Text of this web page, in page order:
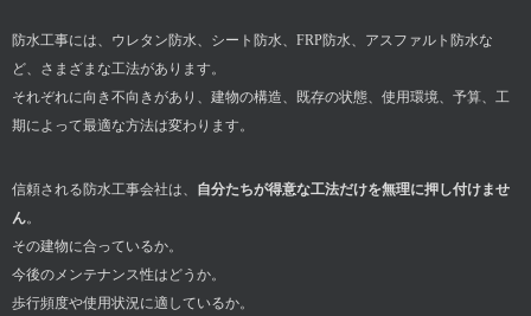
防水工事には、ウレタン防水、シート防水、FRP防水、アスファルト防水な
ど、さまざまな工法があります。
それぞれに向き不向きがあり、建物の構造、既存の状態、使用環境、予算、工
期によって最適な方法は変わります。
信頼される防水工事会社は、 自分たちが得意な工法だけを無理に押し付けませ
ん。
その建物に合っているか。
今後のメンテナンス性はどうか。
歩行頻度や使用状況に適しているか。